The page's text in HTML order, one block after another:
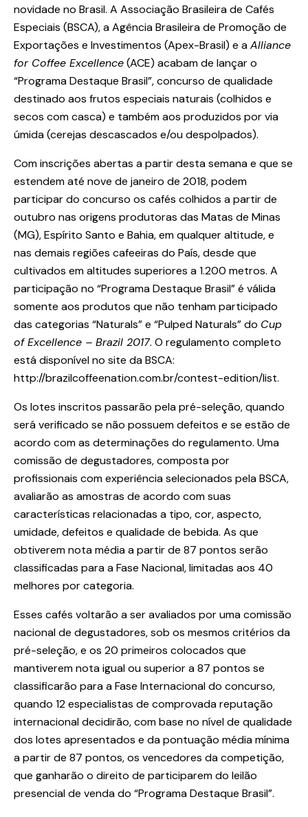
novidade no Brasil. A Associação Brasileira de Cafés
Especiais (BSCA), a Agência Brasileira de Promoção de
Exportações e Investimentos (Apex-Brasil) e aAlliance
for Coffee Excellence(ACE) acabam de lançar o
“Programa Destaque Brasil”, concurso de qualidade
destinado aos frutos especiais naturais (colhidos e
secos com casca) e também aos produzidos por via
úmida (cerejas descascados e/ou despolpados).
Com inscrições abertas a partir desta semana e que se
estendem até nove de janeiro de 2018, podem
participar do concurso os cafés colhidos a partir de
outubro nas origens produtoras das Matas de Minas
(MG), Espírito Santo e Bahia, em qualquer altitude, e
nas demais regiões cafeeiras do País, desde que
cultivados em altitudes superiores a 1.200 metros. A
participação no “Programa Destaque Brasil” é válida
somente aos produtos que não tenham participado
das categorias “Naturals” e “Pulped Naturals” do Cup
of Excellence – Brazil 2017. O regulamento completo
está disponível no site da BSCA:
http://brazilcoffeenation.com.br/contest-edition/list.
Os lotes inscritos passarão pela pré-seleção, quando
será verificado se não possuem defeitos e se estão de
acordo com as determinações do regulamento. Uma
comissão de degustadores, composta por
profissionais com experiência selecionados pela BSCA,
avaliarão as amostras de acordo com suas
características relacionadas a tipo, cor, aspecto,
umidade, defeitos e qualidade de bebida. As que
obtiverem nota média a partir de 87 pontos serão
classificadas para a Fase Nacional, limitadas aos 40
melhores por categoria.
Esses cafés voltarão a ser avaliados por uma comissão
nacional de degustadores, sob os mesmos critérios da
pré-seleção, e os 20 primeiros colocados que
mantiverem nota igual ou superior a 87 pontos se
classificarão para a Fase Internacional do concurso,
quando 12 especialistas de comprovada reputação
internacional decidirão, com base no nível de qualidade
dos lotes apresentados e da pontuação média mínima
a partir de 87 pontos, os vencedores da competição,
que ganharão o direito de participarem do leilão
presencial de venda do “Programa Destaque Brasil”.